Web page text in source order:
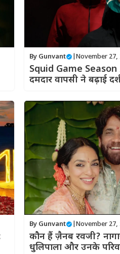
By Gunvant | November 27,
Squid Game
दमदार वापसी ने बढ़ाई
By Gunvant | November 27,
कौन हैं ज़ैनब रवजी?
धुलिपाला और उनके